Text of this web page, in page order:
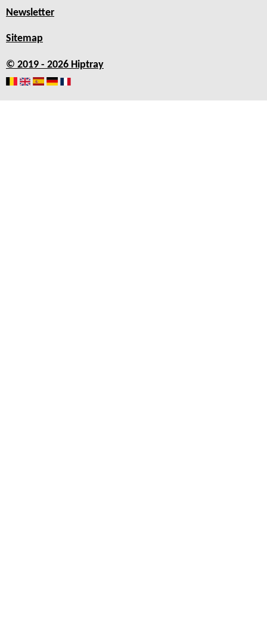
Newsletter
Sitemap
© 2019 - 2026 Hiptray